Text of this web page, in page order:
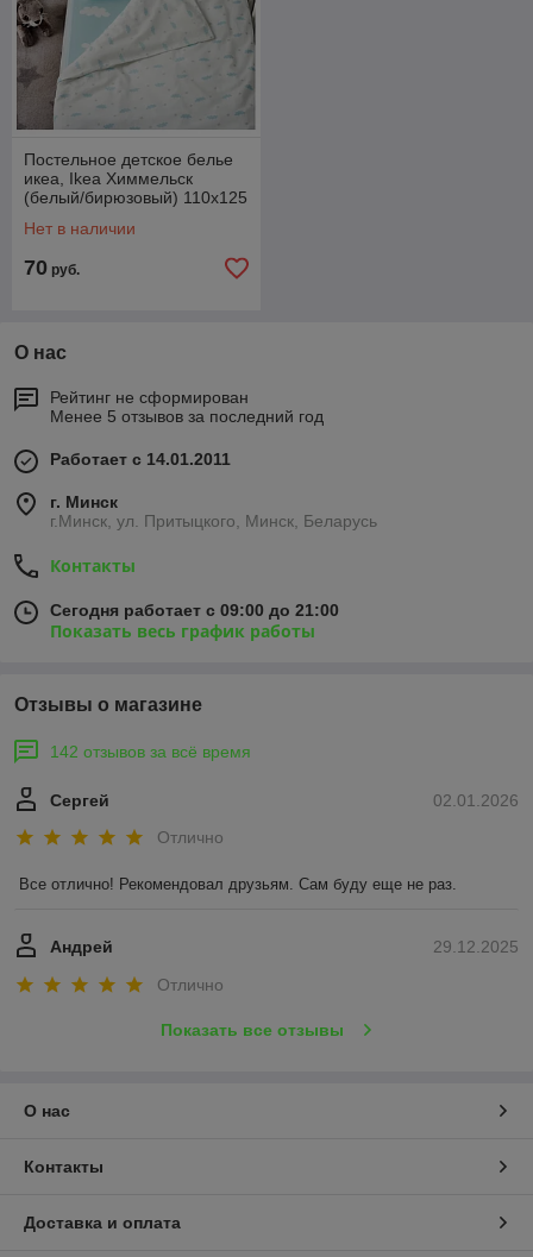
Постельное детское белье
икеа, Ikea Химмельск
(белый/бирюзовый) 110x125
Нет в наличии
70 руб.
О нас
Рейтинг не сформирован
Менее 5 отзывов за последний год
Работает с 14.01.2011
г. Минск
г.Минск, ул. Притыцкого, Минск, Беларусь
Контакты
Сегодня работает с 09:00 до 21:00
Показать весь график работы
Отзывы о магазине
142 отзывов за всё время
02.01.2026
Сергей
Отлично
Все отлично! Рекомендовал друзьям. Сам буду еще не раз.
29.12.2025
Андрей
Отлично
Показать все отзывы
О нас
Контакты
Доставка и оплата